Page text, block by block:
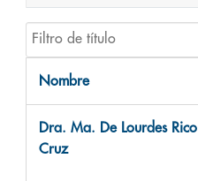
Filtro de título
Nombre
Dra. Ma. De Lourdes Rico
Cruz